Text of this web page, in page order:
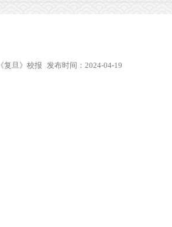
《复旦》校报 发布时间：2024-04-19